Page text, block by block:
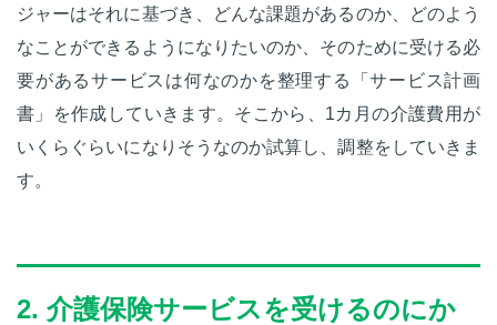
ジャーはそれに基づき、どんな課題があるのか、どのよう
なことができるようになりたいのか、そのために受ける必
要があるサービスは何なのかを整理する「サービス計画
書」を作成していきます。そこから、1カ月の介護費用が
いくらぐらいになりそうなのか試算し、調整をしていきま
す。
2. 介護保険サービスを受けるのにか